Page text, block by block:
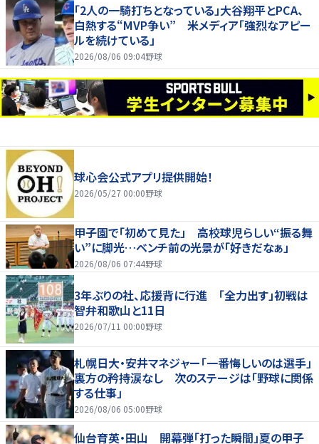
「2人の一騎打ちとなっている」大谷翔平とPCA、
白熱する“MVP争い” 米メディア「強烈なアピー
ルを続けている」
2026/08/06 09:04野球
球心会公式アプリ提供開始！
2026/05/27 00:00野球
甲子園で「初めて見た」 高校球児らしい“振る舞
い”に脚光…ベンチ前の光景が「好きだなぁ」
2026/08/06 07:44野球
3年ぶりの社、応援背に行進 「全力出す」初戦は
智弁和歌山と11日
2026/07/11 00:00野球
札幌日大・安井マネジャー「一番悔しいのは選手」
裏方の矜持涙なし 次のステージは「野球に関係
する仕事」
2026/08/06 05:00野球
仙台育英・田山 開幕弾「打った瞬間」夏の甲子